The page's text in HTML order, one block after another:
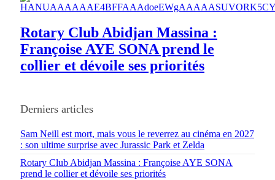
Rotary Club Abidjan Massina :
Françoise AYE SONA prend le
collier et dévoile ses priorités
Derniers articles
Sam Neill est mort, mais vous le reverrez au cinéma en 2027
: son ultime surprise avec Jurassic Park et Zelda
Rotary Club Abidjan Massina : Françoise AYE SONA
prend le collier et dévoile ses priorités